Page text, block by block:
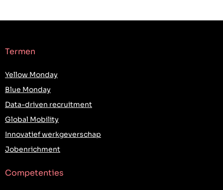
Termen
Yellow Monday
Blue Monday
Data-driven recruitment
Global Mobility
Innovatief werkgeverschap
Jobenrichment
Competenties